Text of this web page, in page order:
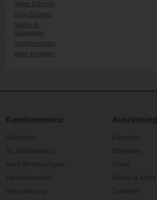
Nikon Zubehör
Sony Zubehör
Stative &
Stativköpfe
Speicherkarten
Mehr anzeigen
Kundenservice Ausrüstung